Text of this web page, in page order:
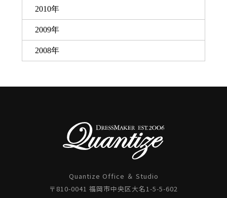
2010年
2009年
2008年
Quantize Office ＆ Studio
〒810-0041 福岡市中央区大名1-5-5-602